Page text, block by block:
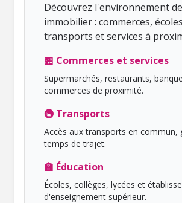
Découvrez l'environnement
immobilier : commerces,
transports et services à
🏪 Commerces et services
Supermarchés, restaurants,
commerces de proximité.
🚇 Transports
Accès aux transports en commun,
temps de trajet.
🏫 Éducation
Écoles, collèges, lycées et
d'enseignement supérieur.